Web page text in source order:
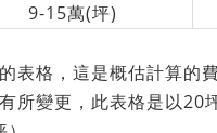
9-15萬(坪)
表格，這是概估計算的
所變更，此表格是以20